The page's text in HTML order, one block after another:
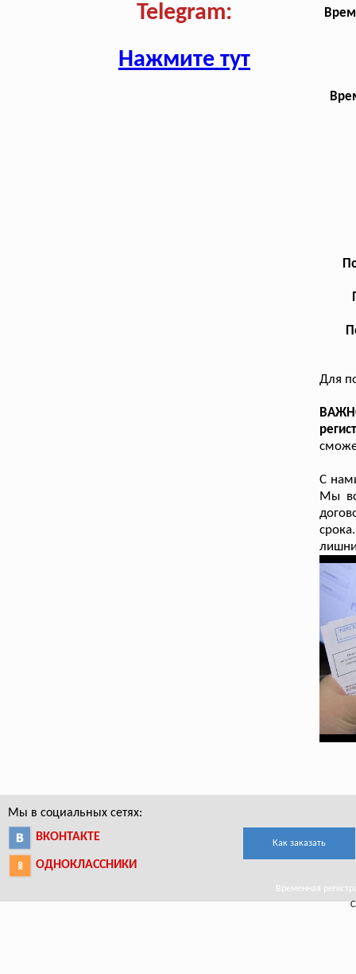
Telegram:
Нажмите тут
Для
С
Мы
Мы в социальных сетях:
ВКОНТАКТЕ
ОДНОКЛАССНИКИ
Как заказать
Временная